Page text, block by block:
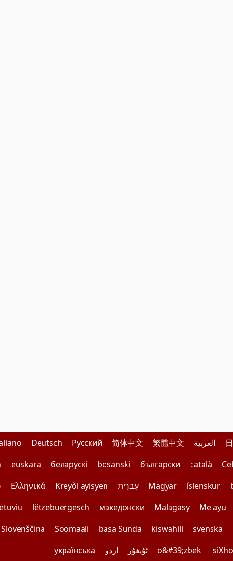
Deutsch Pусский 简体中文 繁體中文 العربية
euskara беларускі bosanski български català
Ελληνικά Kreyòl ayisyen עִברִית Magyar íslenskur
lëtzebuergesch македонски Malagasy Melayu
Slovenščina Soomaali basa Sunda kiswahili svenska
українська
اردو ئۇيغۇر o&#39;zbek